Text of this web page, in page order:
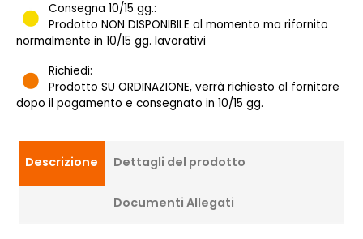
Consegna 10/15 gg.:
Prodotto NON DISPONIBILE al momento ma rifornito
normalmente in 10/15 gg. lavorativi
Richiedi:
Prodotto SU ORDINAZIONE, verrà richiesto al fornitore
dopo il pagamento e consegnato in 10/15 gg.
Descrizione Dettagli del prodotto
Documenti Allegati